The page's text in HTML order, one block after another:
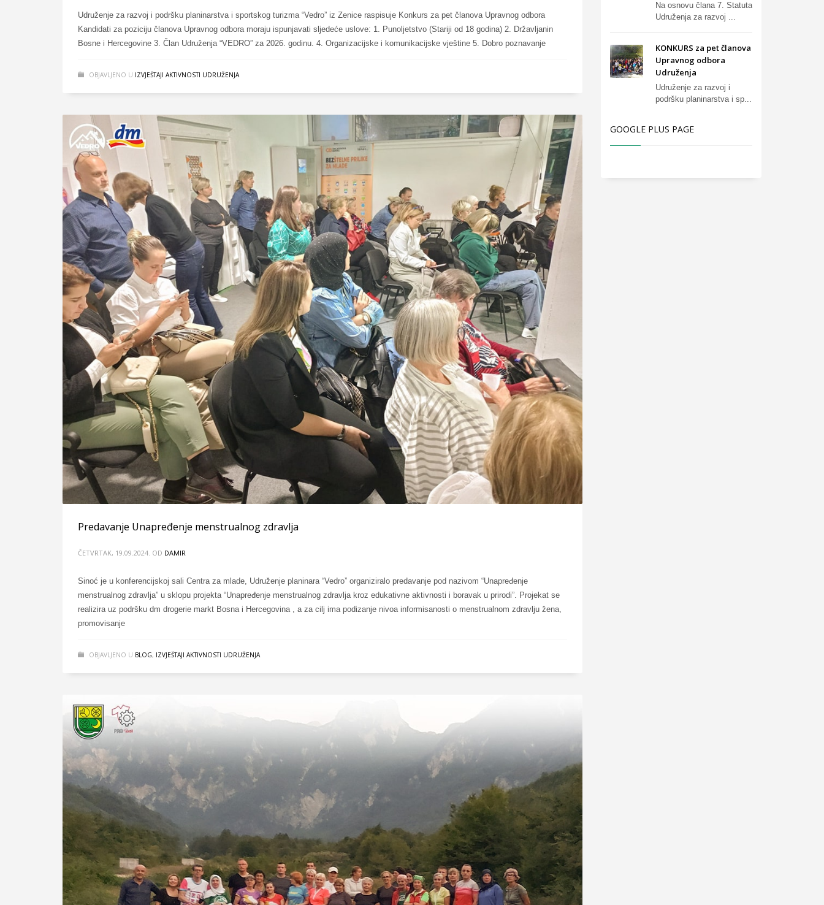
Udruženje za razvoj i podršku planinarstva i sportskog turizma “Vedro” iz Zenice raspisuje Konkurs za pet članova Upravnog odbora
Kandidati za poziciju članova Upravnog odbora moraju ispunjavati sljedeće uslove: 1. Punoljetstvo (Stariji od 18 godina) 2. Državljanin
Bosne i Hercegovine 3. Član Udruženja “VEDRO” za 2026. godinu. 4. Organizacijske i komunikacijske vještine 5. Dobro poznavanje
OBJAVLJENO U IZVJEŠTAJI AKTIVNOSTI UDRUŽENJA
Predavanje Unapređenje menstrualnog zdravlja
ČETVRTAK, 19.09.2024. OD DAMIR
Sinoć je u konferencijskoj sali Centra za mlade, Udruženje planinara “Vedro” organiziralo predavanje pod nazivom “Unapređenje
menstrualnog zdravlja” u sklopu projekta “Unapređenje menstrualnog zdravlja kroz edukativne aktivnosti i boravak u prirodi”. Projekat se
realizira uz podršku dm drogerie markt Bosna i Hercegovina , a za cilj ima podizanje nivoa informisanosti o menstrualnom zdravlju žena,
promovisanje
OBJAVLJENO U BLOG, IZVJEŠTAJI AKTIVNOSTI UDRUŽENJA
Na osnovu člana 7. Statuta
Udruženja za razvoj ...
KONKURS za pet članova
Upravnog odbora
Udruženja
Udruženje za razvoj i
podršku planinarstva i sp...
GOOGLE PLUS PAGE